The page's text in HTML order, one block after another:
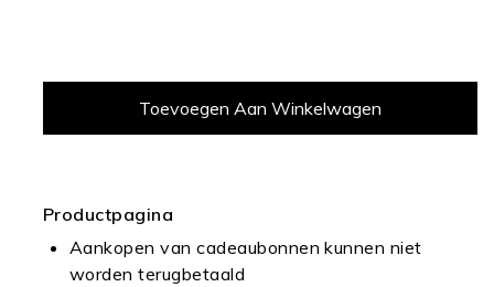
Productpagina
Aankopen van cadeaubonnen kunnen niet
worden terugbetaald